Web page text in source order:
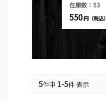
在庫数：53
550円（税込）
5件中 1-5件 表示